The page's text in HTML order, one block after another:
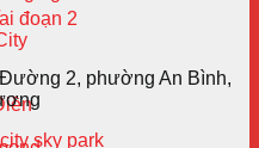
đoạn 2
2, phường An Bình,